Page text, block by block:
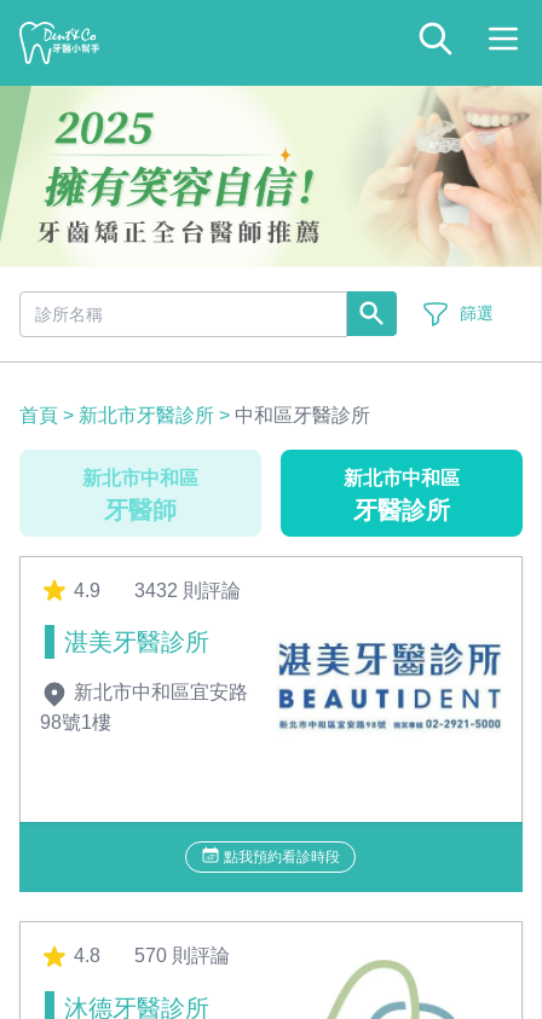
篩選
首頁 > 新北市牙醫診所 > 中和區牙醫診所
新北市中和區
牙醫師
新北市中和區
牙醫診所
4.9 3432 則評論
湛美牙醫診所
新北市中和區宜安路
98號1樓
點我預約看診時段
4.8 570 則評論
沐德牙醫診所